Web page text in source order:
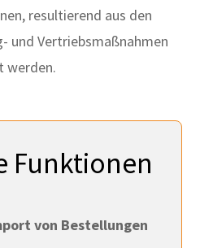
resultierend aus den
und Vertriebsmaßnahmen
werden.
Funktionen
von Bestellungen